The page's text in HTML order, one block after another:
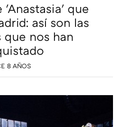
'Anastasia' que
así son las
que nos han
8 AÑOS